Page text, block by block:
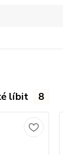
líbit 8